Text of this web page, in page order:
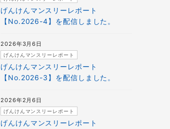
げんけんマンスリーレポート
【No.2026-4】を配信しました。
げんけんマンスリーレポート
【No.2026-3】を配信しました。
げんけんマンスリーレポート
2026年3月6日
げんけんマンスリーレポート
げんけんマンスリーレポート
2026年2月6日